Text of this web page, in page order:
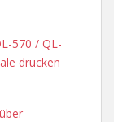
570 / QL-
drucken